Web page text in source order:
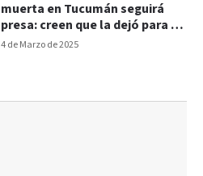
4 de Marzo de 2025
muerta en Tucumán seguirá
presa: creen que la dejó para ir
al corso